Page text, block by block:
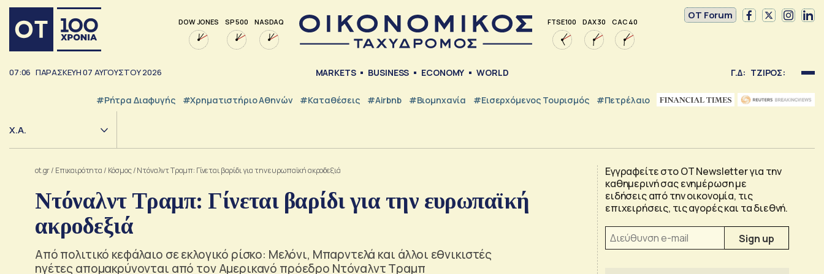
DOW JONES SP 500 NASDAQ FTSE 100 DAX 30 CAC 40
OT Forum
07:06 ΠΑΡΑΣΚΕΥΗ07 ΑΥΓΟΥΣΤΟΥ2026 MARKETS BUSINESS ECONOMY WORLD Γ.Δ: ΤΖΙΡΟΣ:
#ρήτρα Διαφυγής #Χρηματιστήριο Αθηνών #Καταθέσεις #Airbnb #Βιομηχανία #εισερχόμενος Τουρισμός #Πετρέλαιο
Χ.Α.
ot.gr/ Επικαιρότητα / Κόσμος/Ντόναλντ Τραμπ: Γίνεται βαρίδι για την ευρωπαϊκή ακροδεξιά
Ντόναλντ Τραμπ: Γίνεται βαρίδι για την ευρωπαϊκή
ακροδεξιά
Από πολιτικό κεφάλαιο σε εκλογικό ρίσκο: Μελόνι, Μπαρντελά και άλλοι εθνικιστές
ηγέτες απομακρύνονται από τον Αμερικανό πρόεδρο Ντόναλντ Τραμπ
Εγγραφείτε στο OT Newsletter για την
καθημερινή σας ενημέρωση με
ειδήσεις από την οικονομία, τις
επιχειρήσεις, τις αγορές και τα διεθνή.